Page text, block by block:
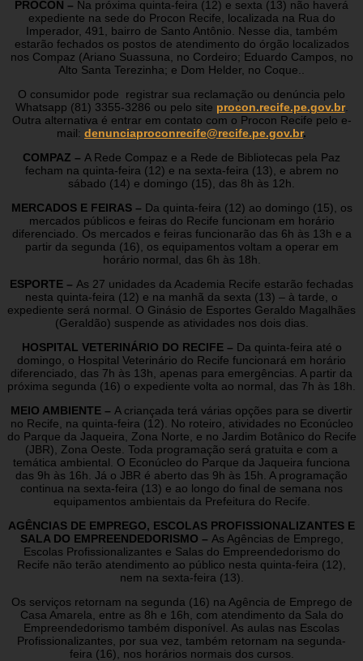
PROCON – Na próxima quinta-feira (12) e sexta (13) não haverá
expediente na sede do Procon Recife, localizada na Rua do
Imperador, 491, bairro de Santo Antônio. Nesse dia, também
estarão fechados os postos de atendimento do órgão localizados
nos Compaz (Ariano Suassuna, no Cordeiro; Eduardo Campos, no
Alto Santa Terezinha; e Dom Helder, no Coque..
O consumidor pode registrar sua reclamação ou denúncia pelo
Whatsapp (81) 3355-3286 ou pelo site procon.recife.pe.gov.br.
Outra alternativa é entrar em contato com o Procon Recife pelo e-
mail: denunciaproconrecife@recife.pe.gov.br.
COMPAZ – A Rede Compaz e a Rede de Bibliotecas pela Paz
fecham na quinta-feira (12) e na sexta-feira (13), e abrem no
sábado (14) e domingo (15), das 8h às 12h.
MERCADOS E FEIRAS – Da quinta-feira (12) ao domingo (15), os
mercados públicos e feiras do Recife funcionam em horário
diferenciado. Os mercados e feiras funcionarão das 6h às 13h e a
partir da segunda (16), os equipamentos voltam a operar em
horário normal, das 6h às 18h.
ESPORTE – As 27 unidades da Academia Recife estarão fechadas
nesta quinta-feira (12) e na manhã da sexta (13) – à tarde, o
expediente será normal. O Ginásio de Esportes Geraldo Magalhães
(Geraldão) suspende as atividades nos dois dias.
HOSPITAL VETERINÁRIO DO RECIFE – Da quinta-feira até o
domingo, o Hospital Veterinário do Recife funcionará em horário
diferenciado, das 7h às 13h, apenas para emergências. A partir da
próxima segunda (16) o expediente volta ao normal, das 7h às 18h.
MEIO AMBIENTE – A criançada terá várias opções para se divertir
no Recife, na quinta-feira (12). No roteiro, atividades no Econúcleo
do Parque da Jaqueira, Zona Norte, e no Jardim Botânico do Recife
(JBR), Zona Oeste. Toda programação será gratuita e com a
temática ambiental. O Econúcleo do Parque da Jaqueira funciona
das 9h às 16h. Já o JBR é aberto das 9h às 15h. A programação
continua na sexta-feira (13) e ao longo do final de semana nos
equipamentos ambientais da Prefeitura do Recife.
AGÊNCIAS DE EMPREGO, ESCOLAS PROFISSIONALIZANTES E
SALA DO EMPREENDEDORISMO – As Agências de Emprego,
Escolas Profissionalizantes e Salas do Empreendedorismo do
Recife não terão atendimento ao público nesta quinta-feira (12),
nem na sexta-feira (13).
Os serviços retornam na segunda (16) na Agência de Emprego de
Casa Amarela, entre as 8h e 16h, com atendimento da Sala do
Empreendedorismo também disponível. As aulas nas Escolas
Profissionalizantes, por sua vez, também retornam na segunda-
feira (16), nos horários normais dos cursos.